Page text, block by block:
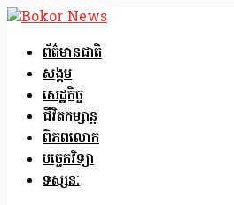
ព័ត៌មានជាតិ
សង្គម
សេដ្ឋកិច្ច
ជីវិតកម្សាន្ត
ពិភពលោក
បច្ចេកវិទ្យា
ទស្សនៈ